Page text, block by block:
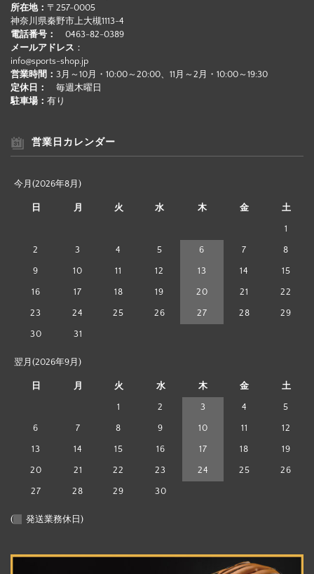
所在地： 〒257-0005
神奈川県秦野市上大槻1113-4
電話番号：
0463-82-0389
メールアドレス ：
info@sports-shop.jp
営業時間： 3月～10月・10:00～20:00、11月～2月・10:00～19:30
定休日：
毎週木曜日
駐車場： 有り
営業日カレンダー
今月(2026年8月)
日 月 火 水 木 金 土
1
2 3 4 5 6 7 8
9 10 11 12 13 14 15
16 17 18 19 20 21 22
23 24 25 26 27 28 29
30 31
翌月(2026年9月)
日 月 火 水 木 金 土
1 2 3 4 5
6 7 8 9 10 11 12
13 14 15 16 17 18 19
20 21 22 23 24 25 26
27 28 29 30
( 発送業務休日)